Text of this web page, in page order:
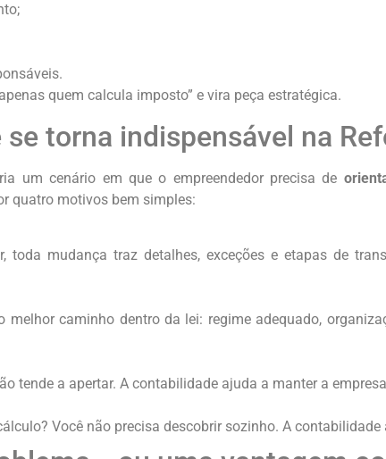
quem calcula imposto” e vira peça estratégica.
torna indispensável na
um cenário em que o empreendedor precisa de
quatro motivos bem simples:
toda mudança traz detalhes, exceções e etapas de
melhor caminho dentro da lei: regime adequado,
tende a apertar. A contabilidade ajuda a manter a
Você não precisa descobrir sozinho. A